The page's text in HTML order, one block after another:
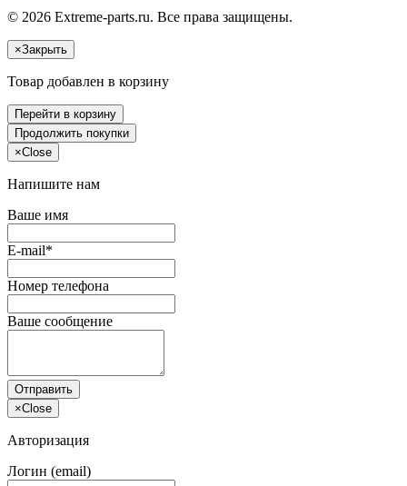
© 2026 Extreme-parts.ru. Все права защищены.
×Закрыть
Товар добавлен в корзину
Перейти в корзину
Продолжить покупки
×Close
Напишите нам
Ваше имя
E-mail*
Номер телефона
Ваше сообщение
Отправить
×Close
Авторизация
Логин (email)